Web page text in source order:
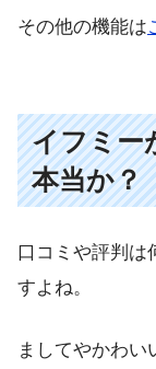
その他の機能は
イフミー
本当か？
口コミや評判は
すよね。
ましてやかわい